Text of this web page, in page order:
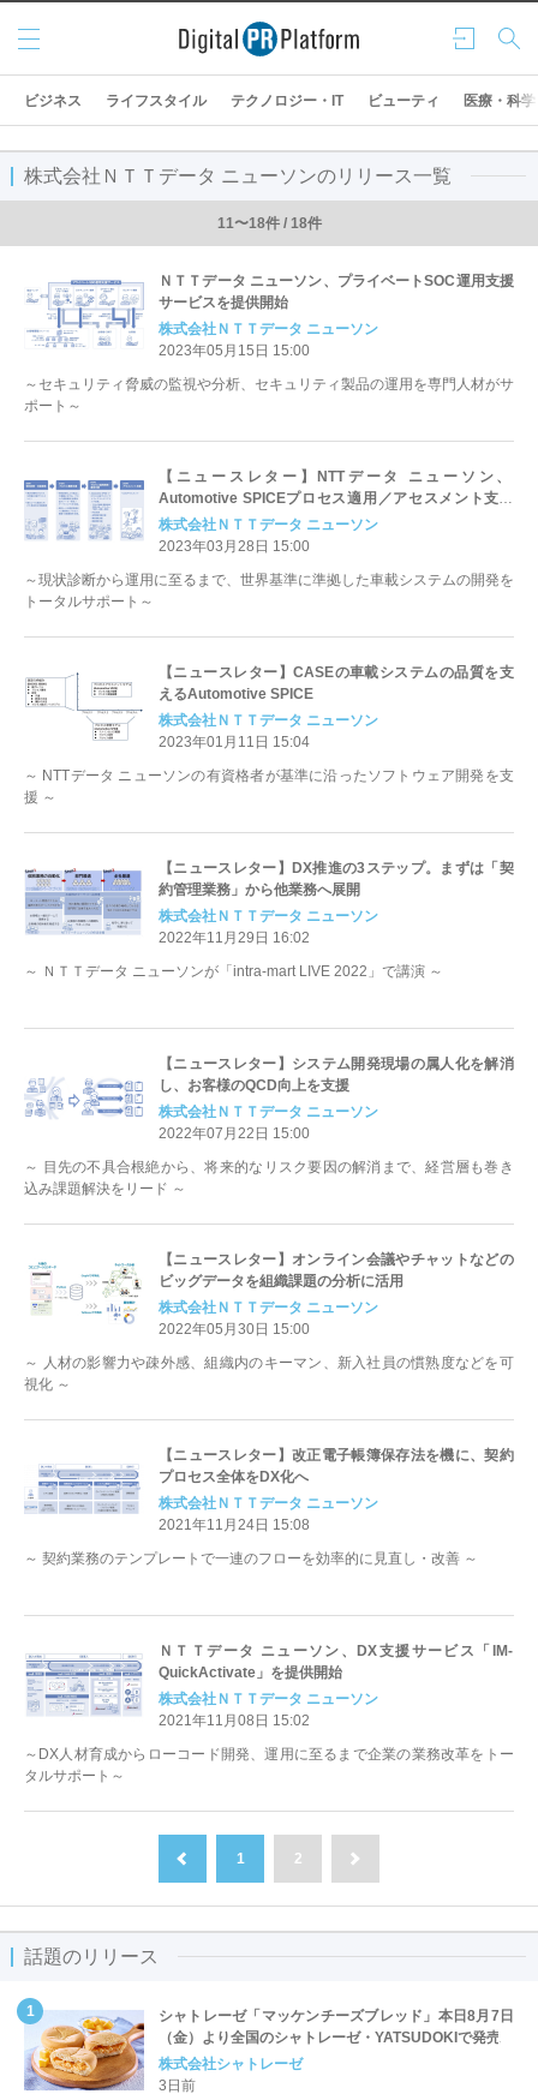
ログ
イン
検索
メニ
ュー
ビジネス ライフスタイル テクノロジー・IT ビューティ 医療・科学
株式会社ＮＴＴデータ ニューソンのリリース一覧
11〜18件 / 18件
ＮＴＴデータ ニューソン、プライベートSOC運用支援
サービスを提供開始
株式会社ＮＴＴデータ ニューソン
2023年05月15日 15:00
～セキュリティ脅威の監視や分析、セキュリティ製品の運用を専門人材がサ
ポート～
【ニュースレター】NTTデータ ニューソン、
Automotive SPICEプロセス適用／アセスメント支援
サービスを提供開始
株式会社ＮＴＴデータ ニューソン
2023年03月28日 15:00
～現状診断から運用に至るまで、世界基準に準拠した車載システムの開発を
トータルサポート～
【ニュースレター】CASEの車載システムの品質を支
えるAutomotive SPICE
株式会社ＮＴＴデータ ニューソン
2023年01月11日 15:04
～ NTTデータ ニューソンの有資格者が基準に沿ったソフトウェア開発を支
援 ～
【ニュースレター】DX推進の3ステップ。まずは「契
約管理業務」から他業務へ展開
株式会社ＮＴＴデータ ニューソン
2022年11月29日 16:02
～ ＮＴＴデータ ニューソンが「intra-mart LIVE 2022」で講演 ～
【ニュースレター】システム開発現場の属人化を解消
し、お客様のQCD向上を支援
株式会社ＮＴＴデータ ニューソン
2022年07月22日 15:00
～ 目先の不具合根絶から、将来的なリスク要因の解消まで、経営層も巻き
込み課題解決をリード ～
【ニュースレター】オンライン会議やチャットなどの
ビッグデータを組織課題の分析に活用
株式会社ＮＴＴデータ ニューソン
2022年05月30日 15:00
～ 人材の影響力や疎外感、組織内のキーマン、新入社員の慣熟度などを可
視化 ～
【ニュースレター】改正電子帳簿保存法を機に、契約
プロセス全体をDX化へ
株式会社ＮＴＴデータ ニューソン
2021年11月24日 15:08
～ 契約業務のテンプレートで一連のフローを効率的に見直し・改善 ～
ＮＴＴデータ ニューソン、DX支援サービス「IM-
QuickActivate」を提供開始
株式会社ＮＴＴデータ ニューソン
2021年11月08日 15:02
～DX人材育成からローコード開発、運用に至るまで企業の業務改革をトー
タルサポート～
1 2
話題のリリース
シャトレーゼ「マッケンチーズブレッド」本日8月7日
（金）より全国のシャトレーゼ・YATSUDOKIで発売
株式会社シャトレーゼ
3日前